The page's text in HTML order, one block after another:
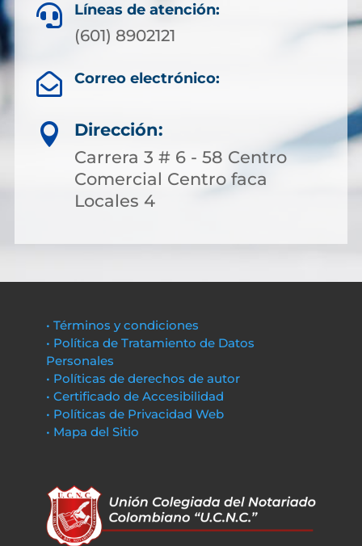
 Líneas de atención:
(601) 8902121
 Correo electrónico:

Dirección:
Carrera 3 # 6 - 58 Centro
Comercial Centro faca
Locales 4
• Términos y condiciones
• Política de Tratamiento de Datos
Personales
• Políticas de derechos de autor
• Certificado de Accesibilidad
• Políticas de Privacidad Web
• Mapa del Sitio